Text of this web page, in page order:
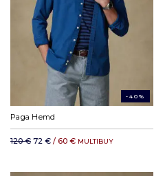
-40%
Paga Hemd
120 € 72 € / 60 € MULTIBUY